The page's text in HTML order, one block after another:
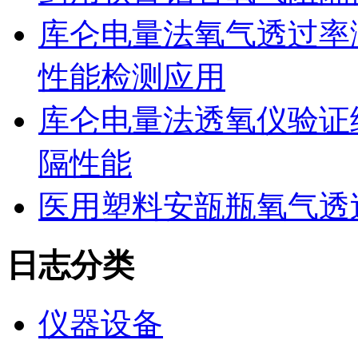
库仑电量法氧气透过
性能检测应用
库仑电量法透氧仪验
隔性能
医用塑料安瓿瓶氧气
日志分类
仪器设备